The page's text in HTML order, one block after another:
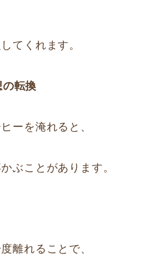
てくれます。
転換
ーを淹れると、
ぶことがあります。
離れることで、